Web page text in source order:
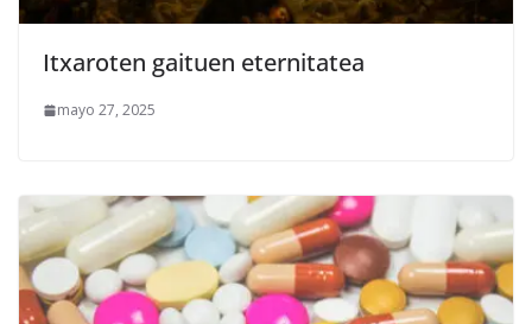
Itxaroten gaituen eternitatea
mayo 27, 2025